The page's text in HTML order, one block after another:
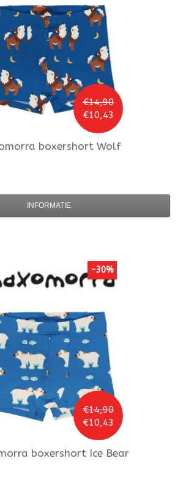
€14,90
€10,43
boxershort Wolf
INFORMATIE
€14,90
€10,43
-30%
boxershort Ice Bear